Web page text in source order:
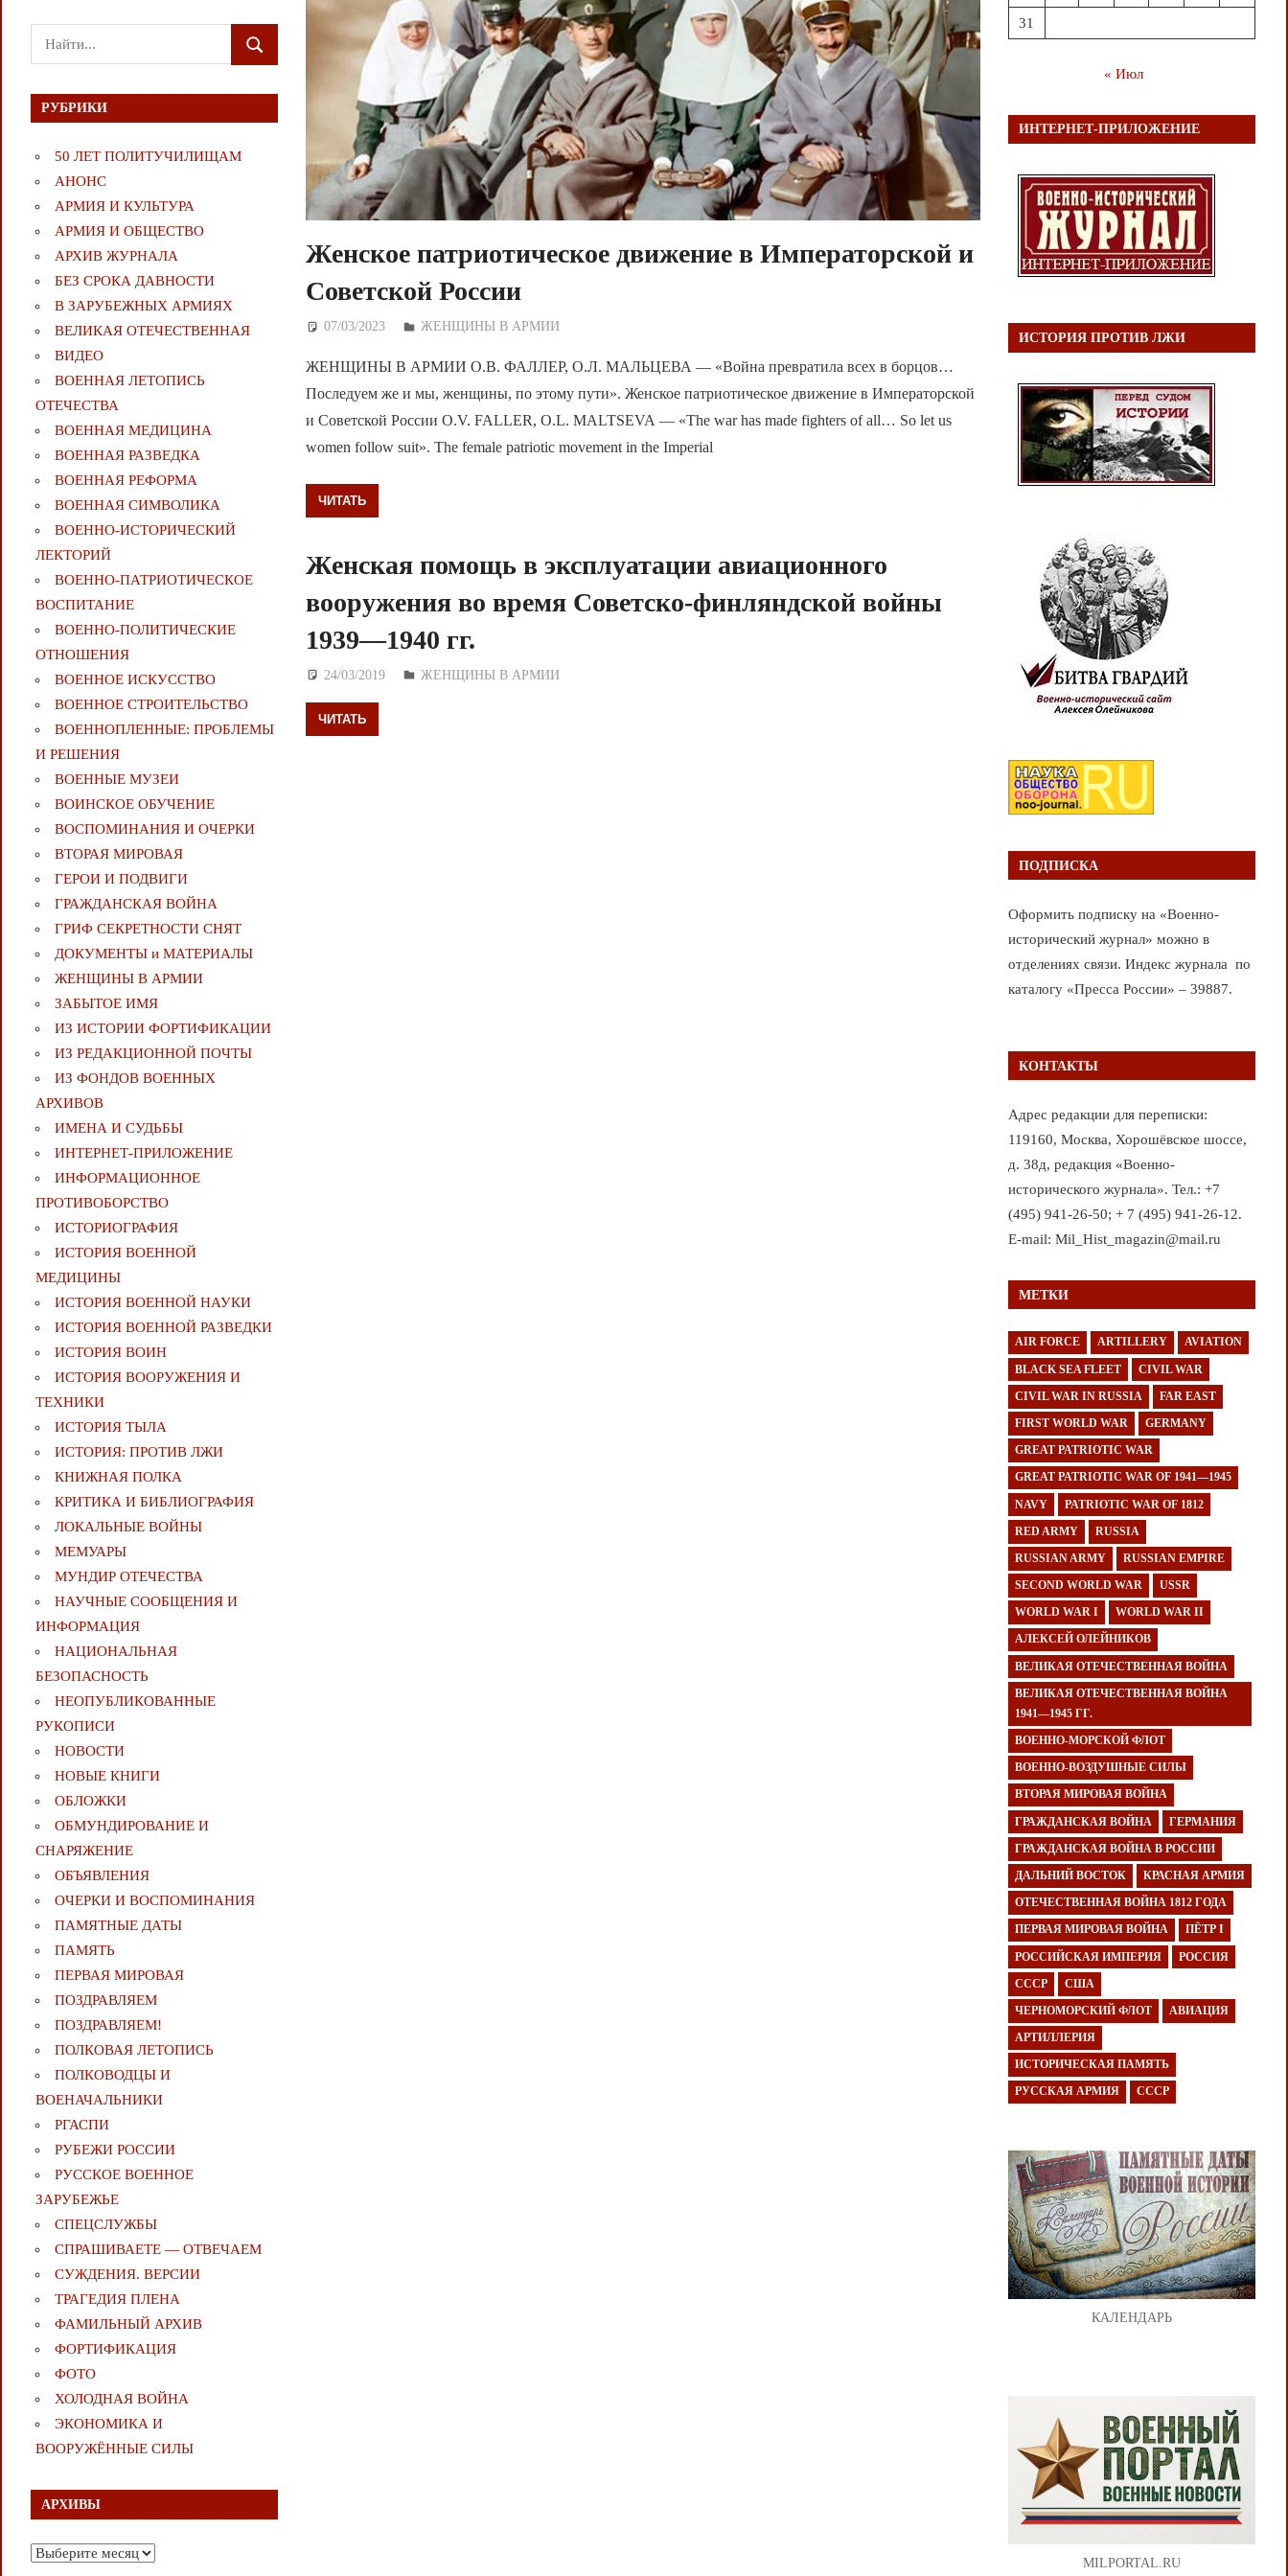
Женское патриотическое движение в Императорской и
Советской России
07/03/2023 Дежурный по Редакции
ЖЕНЩИНЫ В АРМИИ
ЖЕНЩИНЫ В АРМИИ О.В. ФАЛЛЕР, О.Л. МАЛЬЦЕВА — «Война превратила всех в борцов…
Последуем же и мы, женщины, по этому пути». Женское патриотическое движение в Императорской
и Советской России O.V. FALLER, O.L. MALTSEVA — «The war has made fighters of all… So let us
women follow suit». The female patriotic movement in the Imperial
ЧИТАТЬ
Женская помощь в эксплуатации авиационного
вооружения во время Советско-финляндской войны
1939—1940 гг.
24/03/2019 Дежурный по Редакции
ЖЕНЩИНЫ В АРМИИ
ЧИТАТЬ
Поиск
для:
ПОИСК
РУБРИКИ
50 ЛЕТ ПОЛИТУЧИЛИЩАМ
АНОНС
АРМИЯ И КУЛЬТУРА
АРМИЯ И ОБЩЕСТВО
АРХИВ ЖУРНАЛА
БЕЗ СРОКА ДАВНОСТИ
В ЗАРУБЕЖНЫХ АРМИЯХ
ВЕЛИКАЯ ОТЕЧЕСТВЕННАЯ
ВИДЕО
ВОЕННАЯ ЛЕТОПИСЬ
ОТЕЧЕСТВА
ВОЕННАЯ МЕДИЦИНА
ВОЕННАЯ РАЗВЕДКА
ВОЕННАЯ РЕФОРМА
ВОЕННАЯ СИМВОЛИКА
ВОЕННО-ИСТОРИЧЕСКИЙ
ЛЕКТОРИЙ
ВОЕННО-ПАТРИОТИЧЕСКОЕ
ВОСПИТАНИЕ
ВОЕННО-ПОЛИТИЧЕСКИE
ОТНОШЕНИЯ
ВОЕННОЕ ИСКУССТВО
ВОЕННОЕ СТРОИТЕЛЬСТВО
ВОЕННОПЛЕННЫЕ: ПРОБЛЕМЫ
И РЕШЕНИЯ
ВОЕННЫЕ МУЗЕИ
ВОИНСКОЕ ОБУЧЕНИЕ
ВОСПОМИНАНИЯ И ОЧЕРКИ
ВТОРАЯ МИРОВАЯ
ГЕРОИ И ПОДВИГИ
ГРАЖДАНСКАЯ ВОЙНА
ГРИФ СЕКРЕТНОСТИ СНЯТ
ДОКУМЕНТЫ и МАТЕРИАЛЫ
ЖЕНЩИНЫ В АРМИИ
ЗАБЫТОЕ ИМЯ
ИЗ ИСТОРИИ ФОРТИФИКАЦИИ
ИЗ РЕДАКЦИОННОЙ ПОЧТЫ
ИЗ ФОНДОВ ВОЕННЫХ
АРХИВОВ
ИМЕНА И СУДЬБЫ
ИНТЕРНЕТ-ПРИЛОЖЕНИЕ
ИНФОРМАЦИОННОЕ
ПРОТИВОБОРСТВО
ИСТОРИОГРАФИЯ
ИСТОРИЯ ВОЕННОЙ
МЕДИЦИНЫ
ИСТОРИЯ ВОЕННОЙ НАУКИ
ИСТОРИЯ ВОЕННОЙ РАЗВЕДКИ
ИСТОРИЯ ВОИН
ИСТОРИЯ ВООРУЖЕНИЯ И
ТЕХНИКИ
ИСТОРИЯ ТЫЛА
ИСТОРИЯ: ПРОТИВ ЛЖИ
КНИЖНАЯ ПОЛКА
КРИТИКА И БИБЛИОГРАФИЯ
ЛОКАЛЬНЫЕ ВОЙНЫ
МЕМУАРЫ
МУНДИР ОТЕЧЕСТВА
НАУЧНЫЕ СООБЩЕНИЯ И
ИНФОРМАЦИЯ
НАЦИОНАЛЬНАЯ
БЕЗОПАСНОСТЬ
НЕОПУБЛИКОВАННЫЕ
РУКОПИСИ
НОВОСТИ
НОВЫЕ КНИГИ
ОБЛОЖКИ
ОБМУНДИРОВАНИЕ И
СНАРЯЖЕНИЕ
ОБЪЯВЛЕНИЯ
ОЧЕРКИ И ВОСПОМИНАНИЯ
ПАМЯТНЫЕ ДАТЫ
ПАМЯТЬ
ПЕРВАЯ МИРОВАЯ
ПОЗДРАВЛЯЕМ
ПОЗДРАВЛЯЕМ!
ПОЛКОВАЯ ЛЕТОПИСЬ
ПОЛКОВОДЦЫ И
ВОЕНАЧАЛЬНИКИ
РГАСПИ
РУБЕЖИ РОССИИ
РУССКОЕ ВОЕННОЕ
ЗАРУБЕЖЬЕ
СПЕЦСЛУЖБЫ
СПРАШИВАЕТЕ — ОТВЕЧАЕМ
СУЖДЕНИЯ. ВЕРСИИ
ТРАГЕДИЯ ПЛЕНА
ФАМИЛЬНЫЙ АРХИВ
ФОРТИФИКАЦИЯ
ФОТО
ХОЛОДНАЯ ВОЙНА
ЭКОНОМИКА И
ВООРУЖЁННЫЕ СИЛЫ
АРХИВЫ
Архивы
31
« Июл
ИНТЕРНЕТ-ПРИЛОЖЕНИЕ
ИСТОРИЯ ПРОТИВ ЛЖИ
ПОДПИСКА
Оформить подписку на «Военно-
исторический журнал» можно в
отделениях связи. Индекс журнала по
каталогу «Пресса России» – 39887.
КОНТАКТЫ
Адрес редакции для переписки:
119160, Москва, Хорошёвское шоссе,
д. 38д, редакция «Военно-
исторического журнала». Тел.: +7
(495) 941-26-50; + 7 (495) 941-26-12.
E-mail: Mil_Hist_magazin@mail.ru
МЕТКИ
AIR FORCE ARTILLERY AVIATION
BLACK SEA FLEET CIVIL WAR
CIVIL WAR IN RUSSIA FAR EAST
FIRST WORLD WAR GERMANY
GREAT PATRIOTIC WAR
GREAT PATRIOTIC WAR OF 1941—1945
NAVY PATRIOTIC WAR OF 1812
RED ARMY RUSSIA
RUSSIAN ARMY RUSSIAN EMPIRE
SECOND WORLD WAR USSR
WORLD WAR I WORLD WAR II
АЛЕКСЕЙ ОЛЕЙНИКОВ
ВЕЛИКАЯ ОТЕЧЕСТВЕННАЯ ВОЙНА
ВЕЛИКАЯ ОТЕЧЕСТВЕННАЯ ВОЙНА
1941—1945 ГГ.
ВОЕННО-МОРСКОЙ ФЛОТ
ВОЕННО-ВОЗДУШНЫЕ СИЛЫ
ВТОРАЯ МИРОВАЯ ВОЙНА
ГРАЖДАНСКАЯ ВОЙНА ГЕРМАНИЯ
ГРАЖДАНСКАЯ ВОЙНА В РОССИИ
ДАЛЬНИЙ ВОСТОК КРАСНАЯ АРМИЯ
ОТЕЧЕСТВЕННАЯ ВОЙНА 1812 ГОДА
ПЕРВАЯ МИРОВАЯ ВОЙНА ПЁТР I
РОССИЙСКАЯ ИМПЕРИЯ РОССИЯ
СССР США
ЧЕРНОМОРСКИЙ ФЛОТ АВИАЦИЯ
АРТИЛЛЕРИЯ
ИСТОРИЧЕСКАЯ ПАМЯТЬ
РУССКАЯ АРМИЯ СССР
КАЛЕНДАРЬ
MILPORTAL.RU